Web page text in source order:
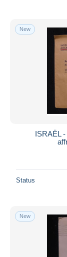
New
ISRAËL
Status
New